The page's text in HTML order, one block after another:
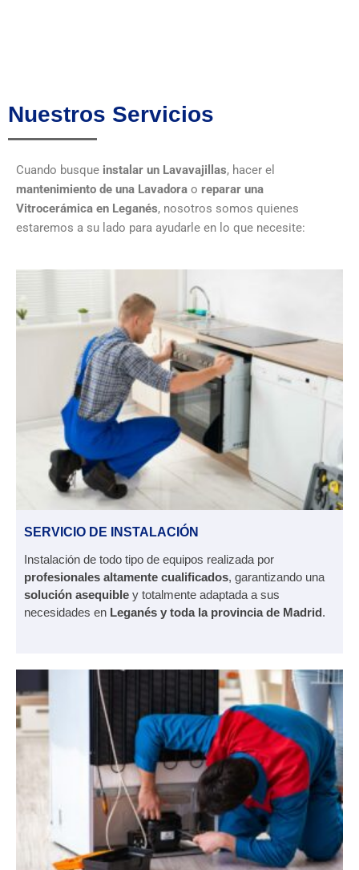
Nuestros Servicios
Cuando busque instalar un Lavavajillas, hacer el
mantenimiento de una Lavadora o reparar una
Vitrocerámica en Leganés, nosotros somos quienes
estaremos a su lado para ayudarle en lo que necesite:
SERVICIO DE INSTALACIÓN
Instalación de todo tipo de equipos realizada por
profesionales altamente cualificados, garantizando una
solución asequible y totalmente adaptada a sus
necesidades en Leganés y toda la provincia de Madrid.